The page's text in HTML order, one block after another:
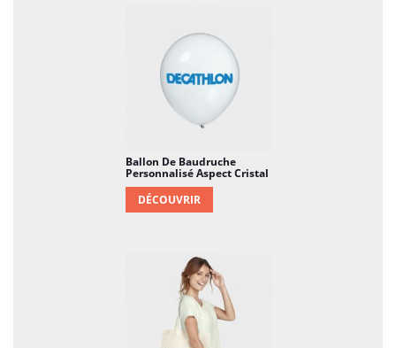
qui marie la délicatesse, la joie et la
personnalisation. Transformez chaque instant
en une expérience mémorable, laissant flotter
votre événement dans une atmosphère pastel.
Ballon De Baudruche
Personnalisé Aspect Cristal
DÉCOUVRIR